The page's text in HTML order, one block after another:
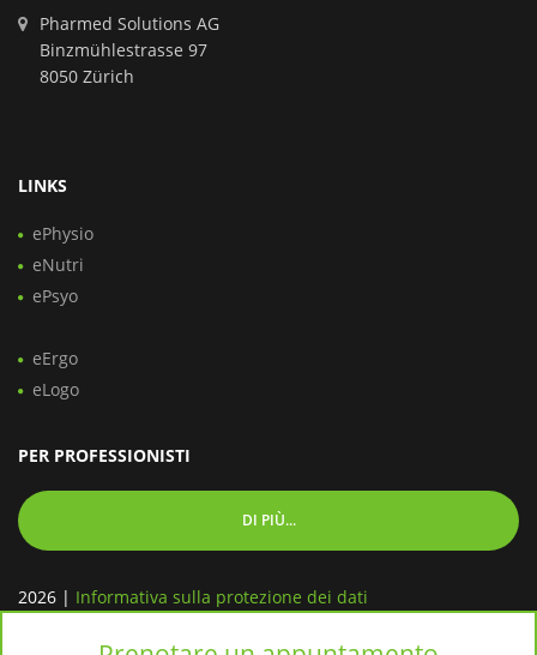
Pharmed Solutions AG
Binzmühlestrasse 97
8050 Zürich
LINKS
ePhysio
eNutri
ePsyo
eErgo
eLogo
PER PROFESSIONISTI
DI PIÙ...
2026 | Informativa sulla protezione dei dati